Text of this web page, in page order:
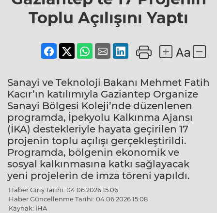
Toplu Açılışını Yaptı
Sanayi ve Teknoloji Bakanı Mehmet Fatih
Kacır’ın katılımıyla Gaziantep Organize
Sanayi Bölgesi Koleji’nde düzenlenen
programda, İpekyolu Kalkınma Ajansı
(İKA) destekleriyle hayata geçirilen 17
projenin toplu açılışı gerçekleştirildi.
Programda, bölgenin ekonomik ve
sosyal kalkınmasına katkı sağlayacak
yeni projelerin de imza töreni yapıldı.
Haber Giriş Tarihi: 04.06.2026 15:06
Haber Güncellenme Tarihi: 04.06.2026 15:08
Kaynak: İHA